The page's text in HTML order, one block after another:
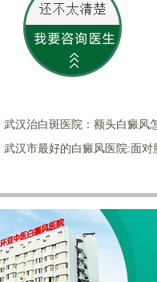
武汉治白斑医院：额头白癜风
武汉市最好的白癜风医院:面